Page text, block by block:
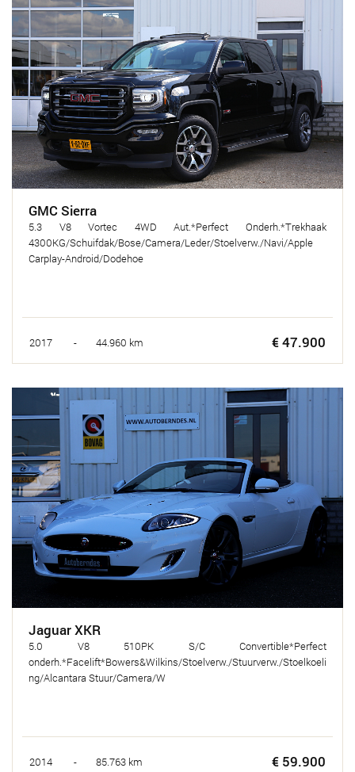
GMC Sierra
5.3 V8 Vortec 4WD Aut.*Perfect Onderh.*Trekhaak
4300KG/Schuifdak/Bose/Camera/Leder/Stoelverw./Navi/Apple
Carplay-Android/Dodehoe
2017 - 44.960 km € 47.900
Jaguar XKR
5.0 V8 510PK S/C Convertible*Perfect
onderh.*Facelift*Bowers&Wilkins/Stoelverw./Stuurverw./Stoelkoeli
ng/Alcantara Stuur/Camera/W
2014 - 85.763 km € 59.900